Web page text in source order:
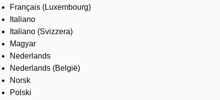
Français (Luxembourg)
Italiano
Italiano (Svizzera)
Magyar
Nederlands
Nederlands (België)
Norsk
Polski